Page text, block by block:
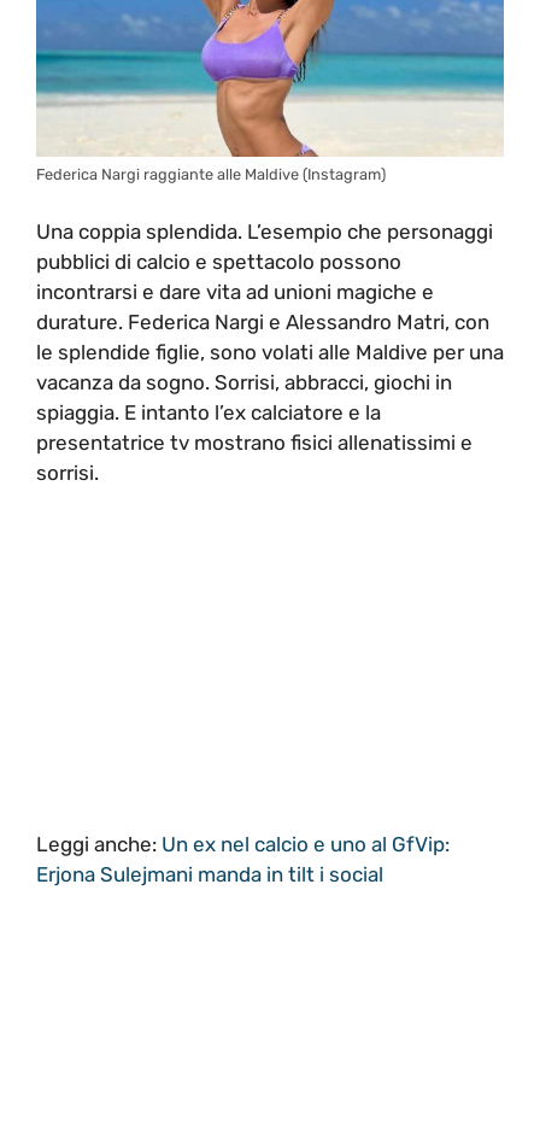
Federica Nargi raggiante alle Maldive (Instagram)
Una coppia splendida. L’esempio che personaggi
pubblici di calcio e spettacolo possono
incontrarsi e dare vita ad unioni magiche e
durature. Federica Nargi e Alessandro Matri, con
le splendide figlie, sono volati alle Maldive per una
vacanza da sogno. Sorrisi, abbracci, giochi in
spiaggia. E intanto l’ex calciatore e la
presentatrice tv mostrano fisici allenatissimi e
sorrisi.
Leggi anche: Un ex nel calcio e uno al GfVip:
Erjona Sulejmani manda in tilt i social